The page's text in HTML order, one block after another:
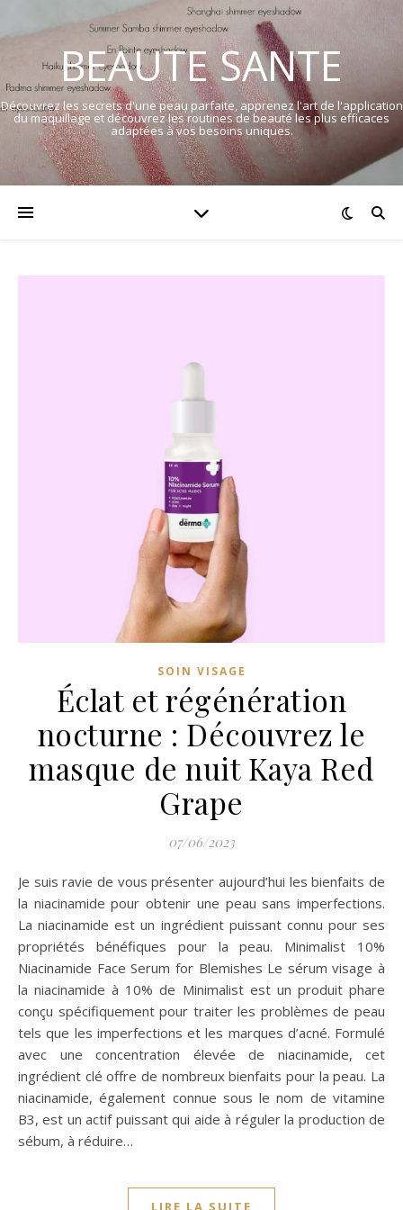
BEAUTE SANTE
Découvrez les secrets d'une peau parfaite, apprenez l'art de l'application
du maquillage et découvrez les routines de beauté les plus efficaces
adaptées à vos besoins uniques.
SOIN VISAGE
Éclat et régénération
nocturne : Découvrez le
masque de nuit Kaya Red
Grape
07/06/2023
Je suis ravie de vous présenter aujourd’hui les bienfaits de
la niacinamide pour obtenir une peau sans imperfections.
La niacinamide est un ingrédient puissant connu pour ses
propriétés bénéfiques pour la peau. Minimalist 10%
Niacinamide Face Serum for Blemishes Le sérum visage à
la niacinamide à 10% de Minimalist est un produit phare
conçu spécifiquement pour traiter les problèmes de peau
tels que les imperfections et les marques d’acné. Formulé
avec une concentration élevée de niacinamide, cet
ingrédient clé offre de nombreux bienfaits pour la peau. La
niacinamide, également connue sous le nom de vitamine
B3, est un actif puissant qui aide à réguler la production de
sébum, à réduire…
LIRE LA SUITE